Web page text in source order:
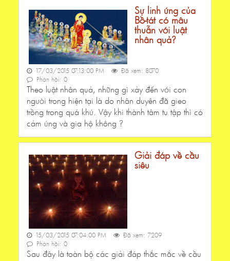
Sự linh ứng của
Bồ-tát có mâu
thuẫn với luật
nhân quả?
17/03/2015 07:13:00 PM
Đã xem: 8070
Phản hồi: 0
Theo luật nhân quả, những gì xảy đến với con
người trong hiện tại là do nhân duyên đã gieo
trồng trong quá khứ. Vậy khi thành tâm tu tập thì có
cảm ứng và gia hộ không ?
Giải đáp về cầu
siêu
15/03/2015 07:04:00 PM
Đã xem: 7209
Phản hồi: 0
Sau đây là toàn bộ các giải đáp thắc mắc về cầu